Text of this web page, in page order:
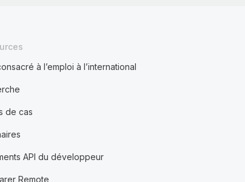
à l’emploi à l’international
de cas
API du développeur
Remote